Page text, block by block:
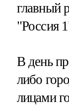
главный
"Россия
В день
либо
лицами